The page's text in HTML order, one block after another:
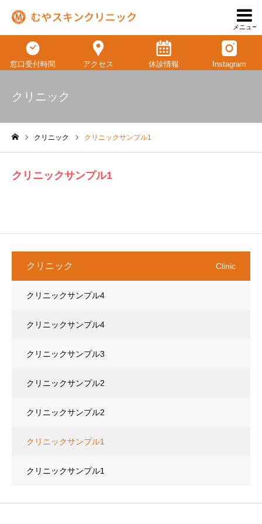
メニュー
窓口受付時間 アクセス 休診情報 Instagram
クリニック
クリニック クリニックサンプル1
クリニックサンプル1
クリニック Clinic
クリニックサンプル4
クリニックサンプル4
クリニックサンプル3
クリニックサンプル2
クリニックサンプル2
クリニックサンプル1
クリニックサンプル1